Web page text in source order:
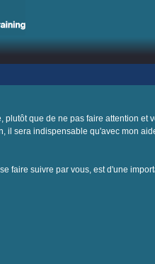
que de ne pas faire attention et
il sera indispensable qu'avec mon
faire suivre par vous, est d'une